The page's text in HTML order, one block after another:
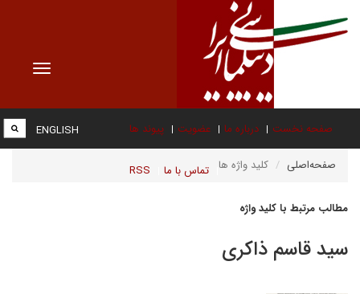
Toggle
صفحه نخست درباره ما عضویت پیوند ها
تماس با ما RSS
ENGLISH
صفحه‌اصلی کلید واژه ها
مطالب مرتبط با کلید واژه
سید قاسم ذاکری